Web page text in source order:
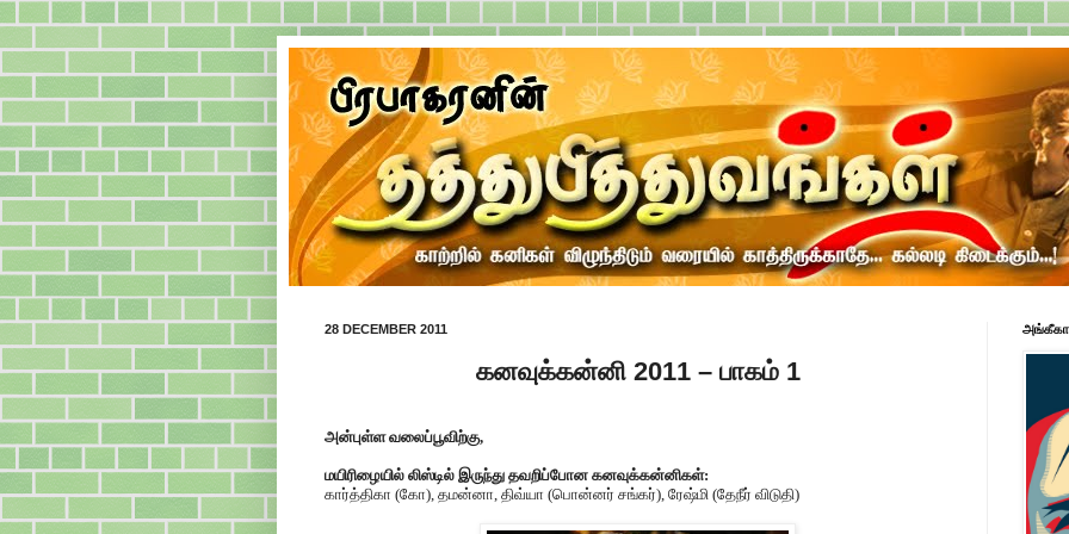
28 DECEMBER 2011
கனவுக்கன்னி 2011 – பாகம் 1
அன்புள்ள வலைப்பூவிற்கு,
மயிரிழையில் லிஸ்டில் இருந்து தவறிப்போன கனவுக்கன்னிகள்:
கார்த்திகா (கோ), தமன்னா, திவ்யா (பொன்னர் சங்கர்), ரேஷ்மி (தேநீர் விடுதி)